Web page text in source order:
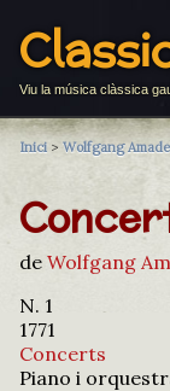
Viu la música clàssica
Inici > Wolfgang
de Wolfgang
N. 1
1771
Concerts
Piano i